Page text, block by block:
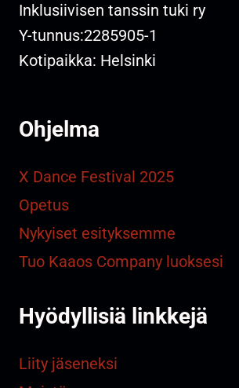
Inklusiivisen tanssin tuki ry
Y-tunnus:2285905-1
Kotipaikka: Helsinki
Ohjelma
X Dance Festival 2025
Opetus
Nykyiset esityksemme
Tuo Kaaos Company luoksesi
Hyödyllisiä linkkejä
Liity jäseneksi